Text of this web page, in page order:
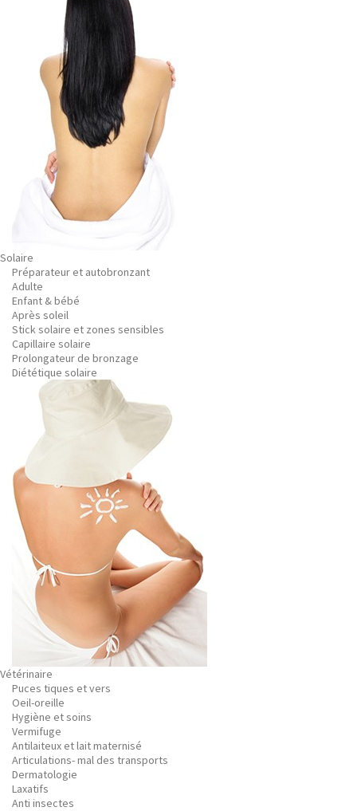
Solaire
Préparateur et autobronzant
Adulte
Enfant & bébé
Après soleil
Stick solaire et zones sensibles
Capillaire solaire
Prolongateur de bronzage
Diététique solaire
Vétérinaire
Puces tiques et vers
Oeil-oreille
Hygiène et soins
Vermifuge
Antilaiteux et lait maternisé
Articulations- mal des transports
Dermatologie
Laxatifs
Anti insectes